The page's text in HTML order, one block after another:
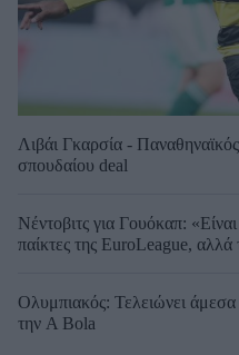
Λιβάι Γκαρσία -
σπουδαίου deal
Νέντοβιτς για Γουόκαπ:
παίκτες της EuroLeague, αλλά
Ολυμπιακός: Τελειώνει
την A Bola